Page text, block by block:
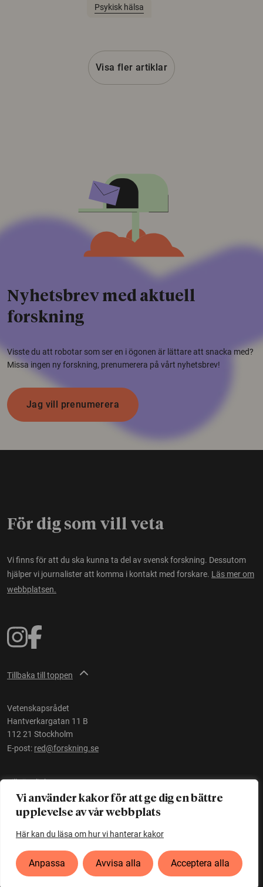
Vi använder kakor för att ge dig en bättre
upplevelse av vår webbplats
Här kan du läsa om hur vi hanterar kakor
Anpassa Avvisa alla Acceptera alla
Psykisk hälsa
Visa fler artiklar
Nyhetsbrev med aktuell
forskning
Visste du att robotar som ser en i ögonen är lättare att snacka med?
Missa ingen ny forskning, prenumerera på vårt nyhetsbrev!
Jag vill prenumerera
För dig som vill veta
Vi finns för att du ska kunna ta del av svensk forskning. Dessutom
hjälper vi journalister att komma i kontakt med forskare. Läs mer om
webbplatsen.
Tillbaka till toppen
Vetenskapsrådet
Hantverkargatan 11 B
112 21 Stockholm
E-post: red@forskning.se
Tillgänglighet
Ett initiativ avVetenskapsrådet